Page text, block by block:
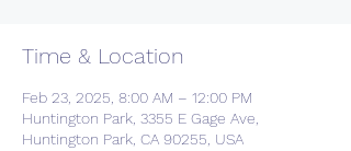
Time & Location
Feb 23, 2025, 8:00 AM – 12:00 PM
Huntington Park, 3355 E Gage Ave,
Huntington Park, CA 90255, USA